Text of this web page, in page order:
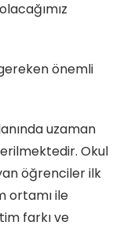
önemli
uzaman
Okul
öğrenciler ilk
ortamı ile
farkı ve